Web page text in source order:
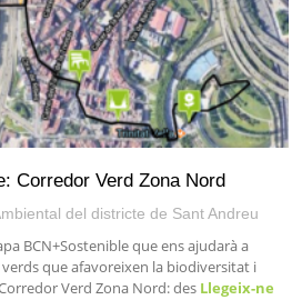
Corredor Verd Zona Nord
del districte de Sant Andreu
BCN+Sostenible que ens ajudarà a
que afavoreixen la biodiversitat i
Verd Zona Nord: des Llegeix-ne